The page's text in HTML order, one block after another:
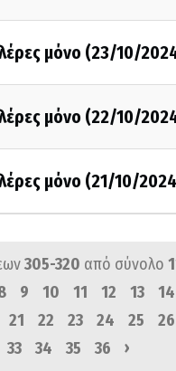
μόνο (23/10/
μόνο (22/10/
μόνο (21/10/
305-320 από σύνολο
9 10 11 12 13 14
21 22 23 24 25 26
33 34 35 36 ›